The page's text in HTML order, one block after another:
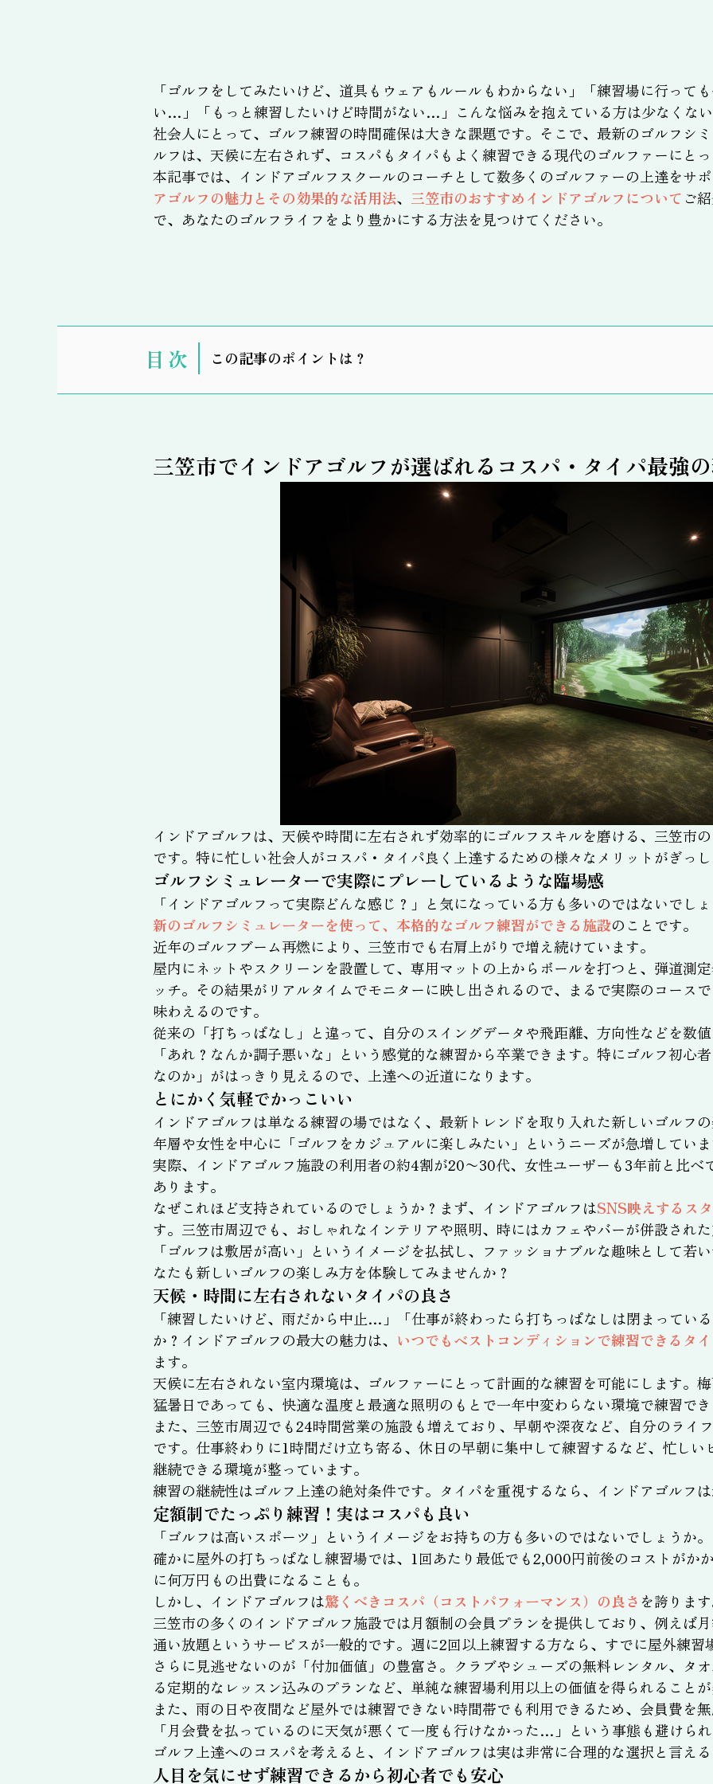
「ゴルフをしてみたいけど、道具もウェアもルールもわからない」「練習場に行って
い…」「もっと練習したいけど時間がない…」こんな悩みを抱えている方は少なくな
社会人にとって、ゴルフ練習の時間確保は大きな課題です。そこで、最新のゴルフシ
ルフは、天候に左右されず、コスパもタイパもよく練習できる現代のゴルファーにと
本記事では、インドアゴルフスクールのコーチとして数多くのゴルファーの上達をサ
アゴルフの魅力とその効果的な活用法、 三笠市のおすすめインドアゴルフについて ご
で、あなたのゴルフライフをより豊かにする方法を見つけてください。
この記事のポイントは？
表
示
三笠市でインドアゴルフが選ばれるコスパ・タイパ最強
インドアゴルフは、天候や時間に左右されず効率的にゴルフスキルを磨ける、三笠市
です。特に忙しい社会人がコスパ・タイパ良く上達するための様々なメリットがぎっ
ゴルフシミュレーターで実際にプレーしているような臨場感
「インドアゴルフって実際どんな感じ？」と気になっている方も多いのではないでし
新のゴルフシミュレーターを使って、本格的なゴルフ練習ができる施設のことです。
近年のゴルフブーム再燃により、三笠市でも右肩上がりで増え続けています。
屋内にネットやスクリーンを設置して、専用マットの上からボールを打つと、弾道測
ッチ。その結果がリアルタイムでモニターに映し出されるので、まるで実際のコース
味わえるのです。
従来の「打ちっぱなし」と違って、自分のスイングデータや飛距離、方向性などを数
「あれ？なんか調子悪いな」という感覚的な練習から卒業できます。特にゴルフ初心
なのか」がはっきり見えるので、上達への近道になります。
とにかく気軽でかっこいい
インドアゴルフは単なる練習の場ではなく、最新トレンドを取り入れた新しいゴルフ
年層や女性を中心に「ゴルフをカジュアルに楽しみたい」というニーズが急増してい
実際、インドアゴルフ施設の利用者の約4割が20〜30代、女性ユーザーも3年前と比べ
あります。
なぜこれほど支持されているのでしょうか？まず、インドアゴルフはSNS映えするス
す。三笠市周辺でも、おしゃれなインテリアや照明、時にはカフェやバーが併設され
「ゴルフは敷居が高い」というイメージを払拭し、ファッショナブルな趣味として若
なたも新しいゴルフの楽しみ方を体験してみませんか？
天候・時間に左右されないタイパの良さ
「練習したいけど、雨だから中止…」「仕事が終わったら打ちっぱなしは閉まってい
か？インドアゴルフの最大の魅力は、 いつでもベストコンディションで練習できるタ
ます。
天候に左右されない室内環境は、ゴルファーにとって計画的な練習を可能にします。
猛暑日であっても、快適な温度と最適な照明のもとで一年中変わらない環境で練習で
また、三笠市周辺でも24時間営業の施設も増えており、早朝や深夜など、自分のライ
です。仕事終わりに1時間だけ立ち寄る、休日の早朝に集中して練習するなど、忙し
継続できる環境が整っています。
練習の継続性はゴルフ上達の絶対条件です。タイパを重視するなら、インドアゴルフ
定額制でたっぷり練習！実はコスパも良い
「ゴルフは高いスポーツ」というイメージをお持ちの方も多いのではないでしょうか。
確かに屋外の打ちっぱなし練習場では、1回あたり最低でも2,000円前後のコストがか
に何万円もの出費になることも。
しかし、インドアゴルフは驚くべきコスパ（コストパフォーマンス）の良さ を誇りま
三笠市の多くのインドアゴルフ施設では月額制の会員プランを提供しており、例えば
通い放題というサービスが一般的です。週に2回以上練習する方なら、すでに屋外練
さらに見逃せないのが「付加価値」の豊富さ。クラブやシューズの無料レンタル、タ
る定期的なレッスン込みのプランなど、単純な練習場利用以上の価値を得られること
また、雨の日や夜間など屋外では練習できない時間帯でも利用できるため、会員費を
「月会費を払っているのに天気が悪くて一度も行けなかった…」という事態も避けら
ゴルフ上達へのコスパを考えると、インドアゴルフは実は非常に合理的な選択と言え
人目を気にせず練習できるから初心者でも安心